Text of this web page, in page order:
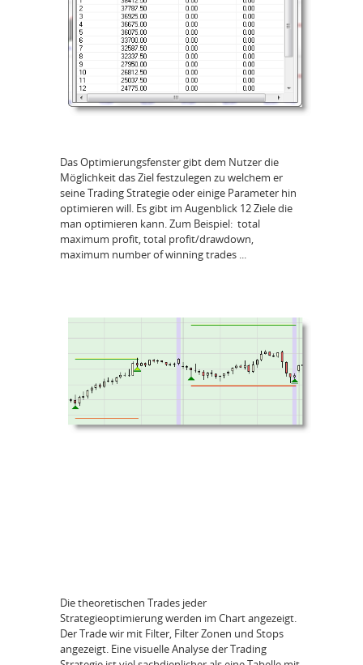
Das Optimierungsfenster gibt dem Nutzer die
Möglichkeit das Ziel festzulegen zu welchem er
seine Trading Strategie oder einige Parameter hin
optimieren will. Es gibt im Augenblick 12 Ziele die
man optimieren kann. Zum Beispiel: total
maximum profit, total profit/drawdown,
maximum number of winning trades ...
Die theoretischen Trades jeder
Strategieoptimierung werden im Chart angezeigt.
Der Trade wir mit Filter, Filter Zonen und Stops
angezeigt. Eine visuelle Analyse der Trading